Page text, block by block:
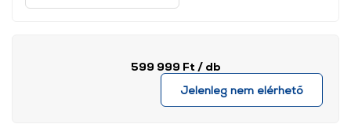
599 999 Ft / db
Jelenleg nem elérhető